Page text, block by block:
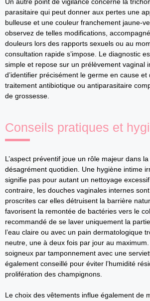
parasitaire qui peut donner aux pertes une
bulleuse et une couleur franchement jaune-
observez de telles modifications,
douleurs lors des rapports sexuels ou au
consultation rapide s’impose. Le diagnostic
simple et repose sur un prélèvement vaginal
d’identifier précisément le germe en cause
traitement antibiotique ou antiparasitaire
de grossesse.
Conseils pratiques et
L’aspect préventif joue un rôle majeur dans
désagrément quotidien. Une hygiène intime
signifie pas pour autant un nettoyage
contraire, les douches vaginales internes
proscrites car elles détruisent la barrière
favorisent la remontée de bactéries vers le
recommandé de se laver uniquement la
l’eau claire ou avec un pain dermatologique
neutre, une à deux fois par jour au
soigneux par tamponnement avec une
également conseillé pour éviter l’humidité
prolifération des champignons.
Le choix des vêtements influe également de